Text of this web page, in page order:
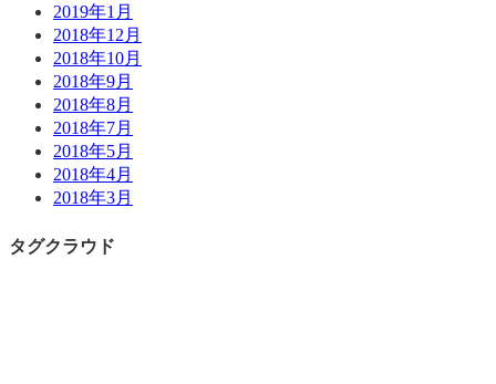
2019年1月
2018年12月
2018年10月
2018年9月
2018年8月
2018年7月
2018年5月
2018年4月
2018年3月
タグクラウド